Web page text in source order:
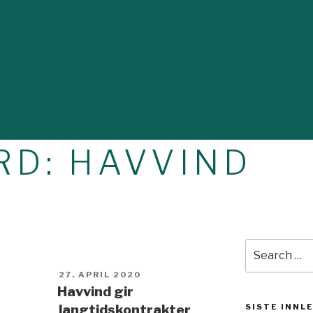
HAVVIND
POSTED
ON
27. APRIL 2020
Havvind gir
langtidskontrakter
for:
SISTE